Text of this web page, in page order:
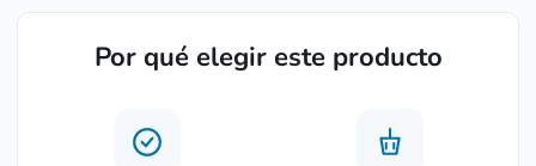
Por qué elegir este producto